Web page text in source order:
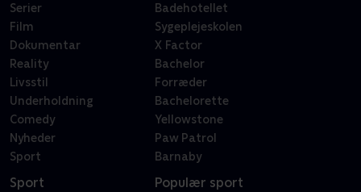
Serier
Film
Dokumentar
Reality
Livsstil
Underholdning
Comedy
Nyheder
Sport
Badehotellet
Sygeplejeskolen
X Factor
Bachelor
Forræder
Bachelorette
Yellowstone
Paw Patrol
Barnaby
Sport Populær sport